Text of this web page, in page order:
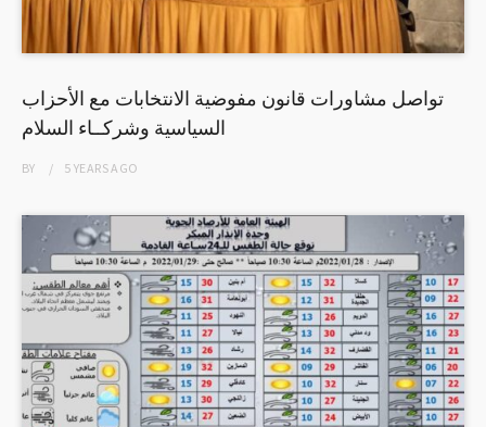
تواصل مشاورات قانون مفوضية الانتخابات مع الأحزاب
السياسية وشركــاء السلام
BY 5 YEARSAGO